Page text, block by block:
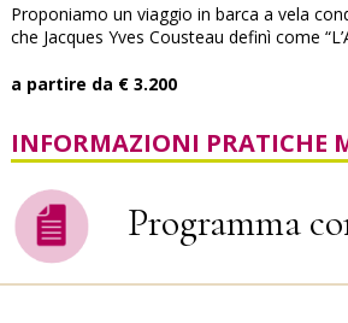
Proponiamo un viaggio in barca a vela
che Jacques Yves Cousteau definì come
a partire da € 3.200
INFORMAZIONI PRATICHE
Programma